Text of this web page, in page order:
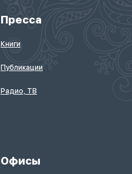
Пресса
Книги
Публикации
Радио, ТВ
Офисы